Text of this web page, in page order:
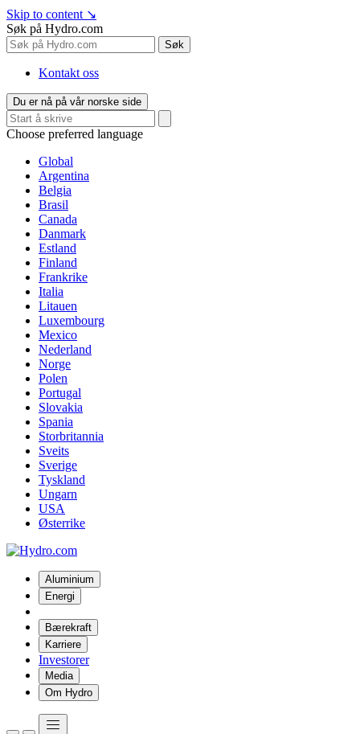
Skip to content ↘
Søk på Hydro.com
Søk
Kontakt oss
Du er nå på vår norske side
Choose preferred language
Global
Argentina
Belgia
Brasil
Canada
Danmark
Estland
Finland
Frankrike
Italia
Litauen
Luxembourg
Mexico
Nederland
Norge
Polen
Portugal
Slovakia
Spania
Storbritannia
Sveits
Sverige
Tyskland
Ungarn
USA
Østerrike
Aluminium
Energi
Bærekraft
Karriere
Investorer
Media
Om Hydro